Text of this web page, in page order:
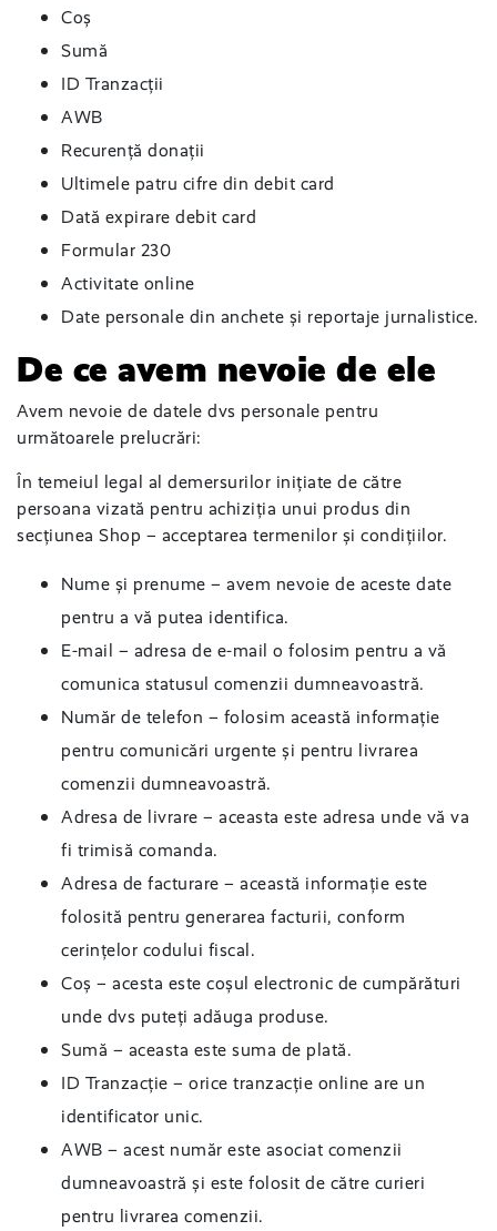
Coș
Sumă
ID Tranzacții
AWB
Recurență donații
Ultimele patru cifre din debit card
Dată expirare debit card
Formular 230
Activitate online
Date personale din anchete și reportaje jurnalistice.
De ce avem nevoie de ele
Avem nevoie de datele dvs personale pentru
următoarele prelucrări:
În temeiul legal al demersurilor inițiate de către
persoana vizată pentru achiziția unui produs din
secțiunea Shop – acceptarea termenilor și condițiilor.
Nume și prenume – avem nevoie de aceste date
pentru a vă putea identifica.
E-mail – adresa de e-mail o folosim pentru a vă
comunica statusul comenzii dumneavoastră.
Număr de telefon – folosim această informație
pentru comunicări urgente și pentru livrarea
comenzii dumneavoastră.
Adresa de livrare – aceasta este adresa unde vă va
fi trimisă comanda.
Adresa de facturare – această informație este
folosită pentru generarea facturii, conform
cerințelor codului fiscal.
Coș – acesta este coșul electronic de cumpărături
unde dvs puteți adăuga produse.
Sumă – aceasta este suma de plată.
ID Tranzacție – orice tranzacție online are un
identificator unic.
AWB – acest număr este asociat comenzii
dumneavoastră și este folosit de către curieri
pentru livrarea comenzii.